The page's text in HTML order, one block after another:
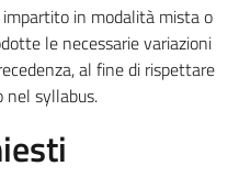
in modalità mista o
le necessarie variazioni
al fine di rispettare
nel syllabus.